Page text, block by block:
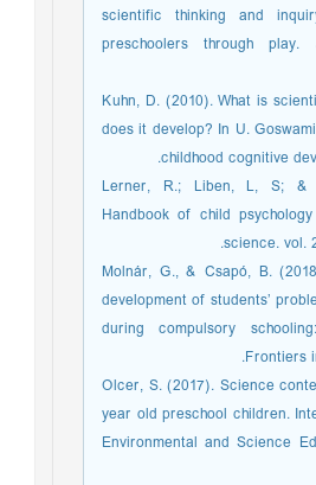
scientific thinking and
preschoolers through
Kuhn, D. (2010). What is
does it develop? In U.
childhood cognitive
Lerner, R.; Liben, L, S; &
Handbook of child
science. vol.
Molnár, G., & Csapó, B.
development of students’
during compulsory
Frontiers
Olcer, S. (2017). Science
year old preschool children.
Environmental and Science